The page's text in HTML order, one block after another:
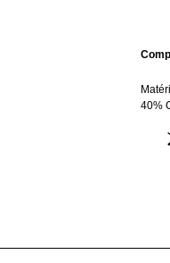
40%